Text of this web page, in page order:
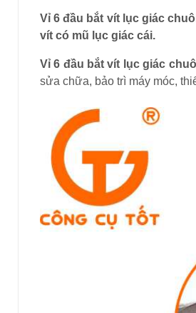
Vỉ 6 đầu bắt vít lục giác
vít có mũ lục giác cái.
Vỉ 6 đầu bắt vít lục giác
sửa chữa, bảo trì máy móc,